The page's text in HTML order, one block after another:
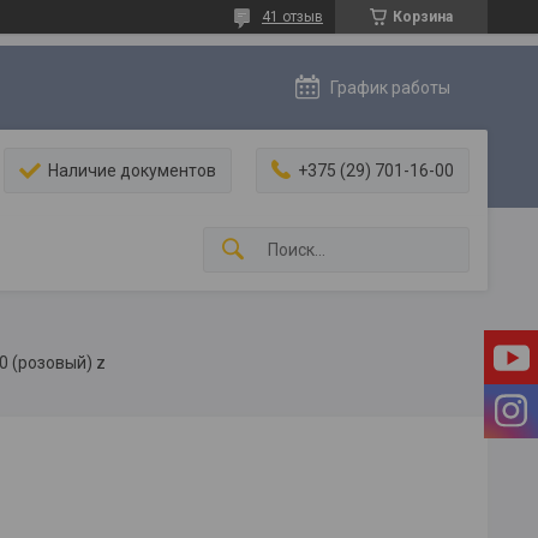
Корзина
41 отзыв
График работы
Наличие документов +375 (29) 701-16-00
(розовый) z